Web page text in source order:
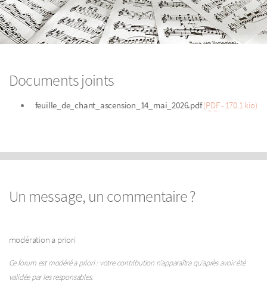
Documents joints
feuille_de_chant_ascension_14_mai_2026.pdf(PDF- 170.1 kio)
Un message, un commentaire ?
modération a priori
Ce forum est modéré a priori : votre contribution n’apparaîtra qu’après avoir été
validée par les responsables.